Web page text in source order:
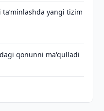
yangi tizim
qonunni ma'qulladi